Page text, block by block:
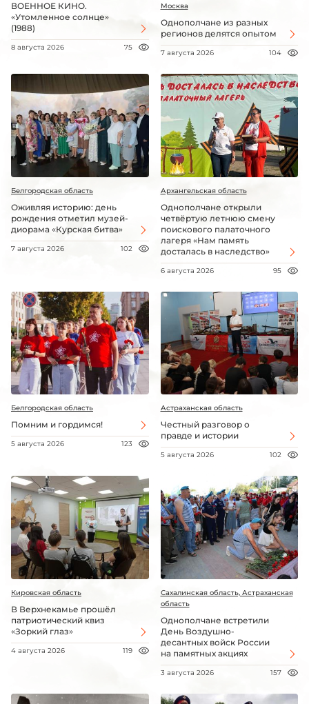
ВОЕННОЕ КИНО.
«Утомленное солнце»
(1988)
8 августа 2026 75
Москва
Однополчане из разных
регионов делятся опытом
7 августа 2026 104
Белгородская область
Оживляя историю: день
рождения отметил музей-
диорама «Курская битва»
7 августа 2026 102
Архангельская область
Однополчане открыли
четвёртую летнюю смену
поискового палаточного
лагеря «Нам память
досталась в наследство»
6 августа 2026 95
Белгородская область
Помним и гордимся!
5 августа 2026 123
Астраханская область
Честный разговор о
правде и истории
5 августа 2026 102
Кировская область
В Верхнекамье прошёл
патриотический квиз
«Зоркий глаз»
4 августа 2026 119
Сахалинская область, Астраханская
область
Однополчане встретили
День Воздушно-
десантных войск России
на памятных акциях
3 августа 2026 157